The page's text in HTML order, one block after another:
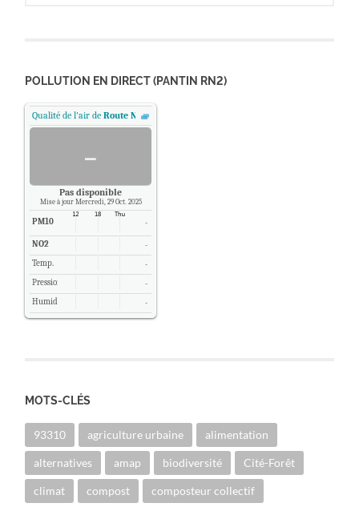
POLLUTION EN DIRECT (PANTIN RN2)
Qualité de l'air deRoute Nationale 2 - Pantin, Paris
-
Pas disponible
Mise à jour Mercredi, 29 Oct. 2025
PM10 -
NO2 -
Temp. -
Pression -
Humidité -
MOTS-CLÉS
93310 agriculture urbaine alimentation
alternatives amap biodiversité Cité-Forêt
climat compost composteur collectif